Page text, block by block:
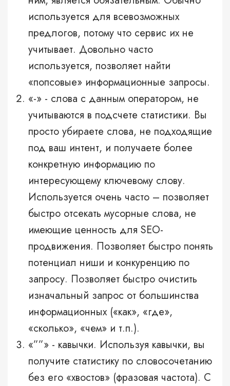
используется для всевозможных
предлогов, потому что сервис их не
учитывает. Довольно часто
используется, позволяет найти
«попсовые» информационные запросы.
«-» - слова с данным оператором, не
учитываются в подсчете статистики. Вы
просто убираете слова, не подходящие
под ваш интент, и получаете более
конкретную информацию по
интересующему ключевому слову.
Используется очень часто – позволяет
быстро отсекать мусорные слова, не
имеющие ценность для SEO-
продвижения. Позволяет быстро понять
потенциал ниши и конкуренцию по
запросу. Позволяет быстро очистить
изначальный запрос от большинства
информационных («как», «где»,
«сколько», «чем» и т.п.).
«””» - кавычки. Используя кавычки, вы
получите статистику по словосочетанию
без его «хвостов» (фразовая частота). С